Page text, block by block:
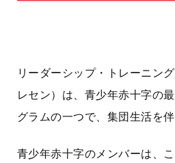
リーダーシップ・トレーニン
レセン）は、青少年赤十字の
グラムの一つで、集団生活を
青少年赤十字のメンバーは、